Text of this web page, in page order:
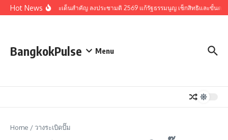
Skip to content
Hot Newsรวมประเด็นสำคัญ ลงประชามติ 2569 แก้รัฐธรรมนูญ เช็กสิทธิและขั้นตอ
BangkokPulse Menu
Home / วางระเบิดปั๊ม